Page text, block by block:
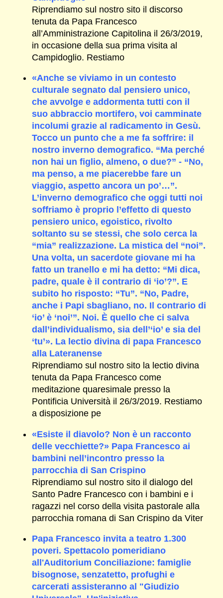
Riprendiamo sul nostro sito il discorso
tenuta da Papa Francesco
all’Amministrazione Capitolina il 26/3/2019,
in occasione della sua prima visita al
Campidoglio. Restiamo
«Anche se viviamo in un contesto
culturale segnato dal pensiero unico,
che avvolge e addormenta tutti con il
suo abbraccio mortifero, voi camminate
incolumi grazie al radicamento in Gesù.
Tocco un punto che a me fa soffrire: il
nostro inverno demografico. “Ma perché
non hai un figlio, almeno, o due?” - “No,
ma penso, a me piacerebbe fare un
viaggio, aspetto ancora un po’…”.
L’inverno demografico che oggi tutti noi
soffriamo è proprio l’effetto di questo
pensiero unico, egoistico, rivolto
soltanto su se stessi, che solo cerca la
“mia” realizzazione. La mistica del “noi”.
Una volta, un sacerdote giovane mi ha
fatto un tranello e mi ha detto: “Mi dica,
padre, quale è il contrario di ‘io’?”. E
subito ho risposto: “Tu”. “No, Padre,
anche i Papi sbagliano, no. Il contrario di
‘io’ è ‘noi’”. Noi. È quello che ci salva
dall’individualismo, sia dell’‘io’ e sia del
‘tu’». La lectio divina di papa Francesco
alla Lateranense
Riprendiamo sul nostro sito la lectio divina
tenuta da Papa Francesco come
meditazione quaresimale presso la
Pontificia Università il 26/3/2019. Restiamo
a disposizione pe
«Esiste il diavolo? Non è un racconto
delle vecchiette?» Papa Francesco ai
bambini nell’incontro presso la
parrocchia di San Crispino
Riprendiamo sul nostro sito il dialogo del
Santo Padre Francesco con i bambini e i
ragazzi nel corso della visita pastorale alla
parrocchia romana di San Crispino da Viter
Papa Francesco invita a teatro 1.300
poveri. Spettacolo pomeridiano
all'Auditorium Conciliazione: famiglie
bisognose, senzatetto, profughi e
carcerati assisteranno al "Giudizio